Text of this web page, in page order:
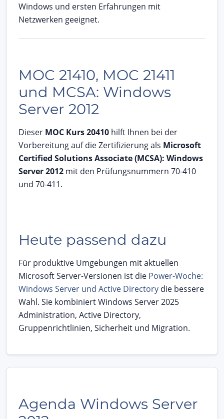
Windows und ersten Erfahrungen mit
Netzwerken geeignet.
MOC 21410, MOC 21411
und MCSA: Windows
Server 2012
Dieser MOC Kurs 20410 hilft Ihnen bei der
Vorbereitung auf die Zertifizierung als Microsoft
Certified Solutions Associate (MCSA): Windows
Server 2012 mit den Prüfungsnummern 70-410
und 70-411.
Heute passend dazu
Für produktive Umgebungen mit aktuellen
Microsoft Server-Versionen ist die Power-Woche:
Windows Server und Active Directory die bessere
Wahl. Sie kombiniert Windows Server 2025
Administration, Active Directory,
Gruppenrichtlinien, Sicherheit und Migration.
Agenda Windows Server